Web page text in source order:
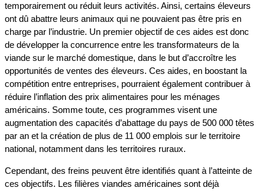
temporairement ou réduit leurs activités. Ainsi, certains éleveurs
ont dû abattre leurs animaux qui ne pouvaient pas être pris en
charge par l’industrie. Un premier objectif de ces aides est donc
de développer la concurrence entre les transformateurs de la
viande sur le marché domestique, dans le but d’accroître les
opportunités de ventes des éleveurs. Ces aides, en boostant la
compétition entre entreprises, pourraient également contribuer à
réduire l’inflation des prix alimentaires pour les ménages
américains. Somme toute, ces programmes visent une
augmentation des capacités d’abattage du pays de 500 000 têtes
par an et la création de plus de 11 000 emplois sur le territoire
national, notamment dans les territoires ruraux.
Cependant, des freins peuvent être identifiés quant à l’atteinte de
ces objectifs. Les filières viandes américaines sont déjà